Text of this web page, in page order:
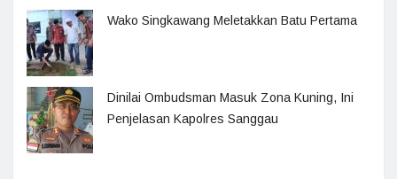
Wako Singkawang Meletakkan Batu Pertama
Dinilai Ombudsman Masuk Zona Kuning, Ini
Penjelasan Kapolres Sanggau